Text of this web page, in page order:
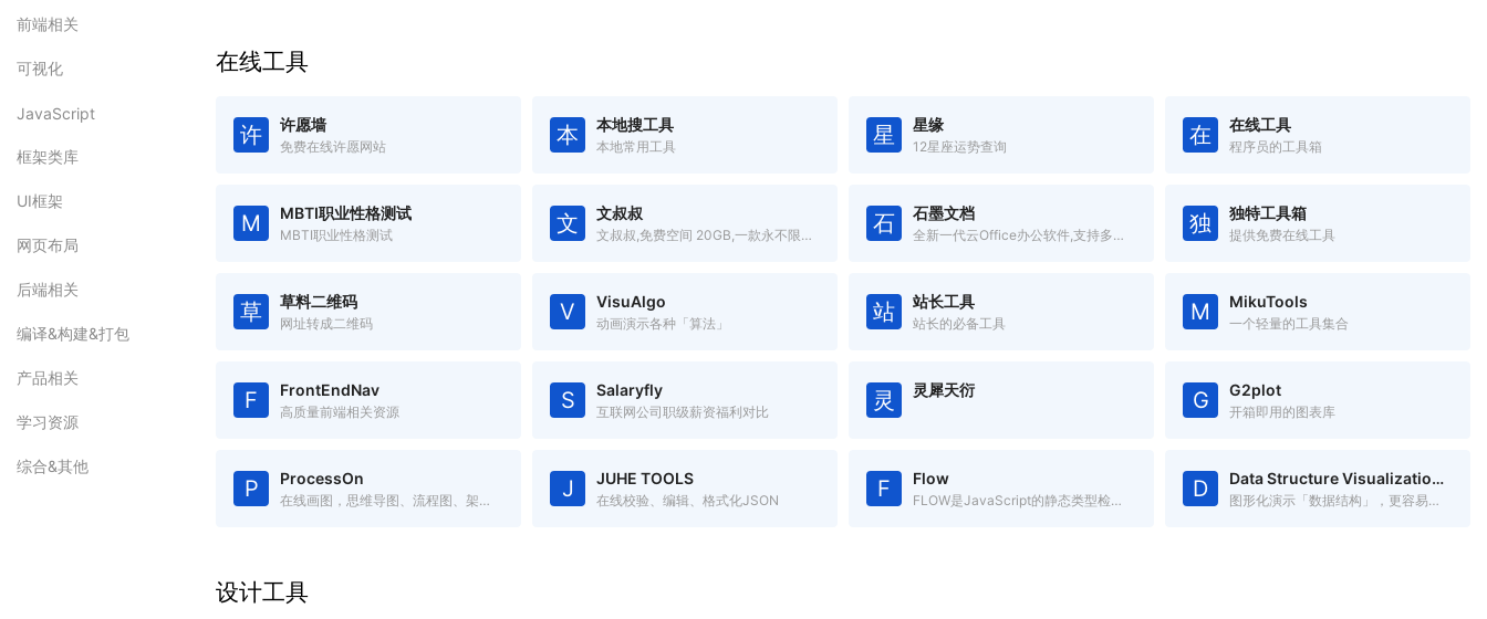
前端相关
可视化
JavaScript
框架类库
UI框架
网页布局
后端相关
编译&构建&打包
产品相关
学习资源
综合&其他
在线工具
许 许愿墙
免费在线许愿网站 本 本地搜工具
本地常用工具 星 星缘
12星座运势查询 在 在线工具
程序员的工具箱
M MBTI职业性格测试
MBTI职业性格测试 文 文叔叔
文叔叔,免费空间 20GB,一款永不限速的云存储产品。传文件、收文件、网盘,还支持历史记录等高级功能。 石 石墨文档
全新一代云Office办公软件,支持多人在线协同办公 独 独特工具箱
提供免费在线工具
草 草料二维码
网址转成二维码 V VisuAlgo
动画演示各种「算法」 站 站长工具
站长的必备工具 M MikuTools
一个轻量的工具集合
F FrontEndNav
高质量前端相关资源 S Salaryfly
互联网公司职级薪资福利对比 灵 灵犀天衍 G G2plot
开箱即用的图表库
P ProcessOn
在线画图，思维导图、流程图、架构图等 J JUHE TOOLS
在线校验、编辑、格式化JSON F Flow
FLOW是JavaScript的静态类型检查器 D Data Structure Visualizations
图形化演示「数据结构」，更容易理解数据结构。
设计工具